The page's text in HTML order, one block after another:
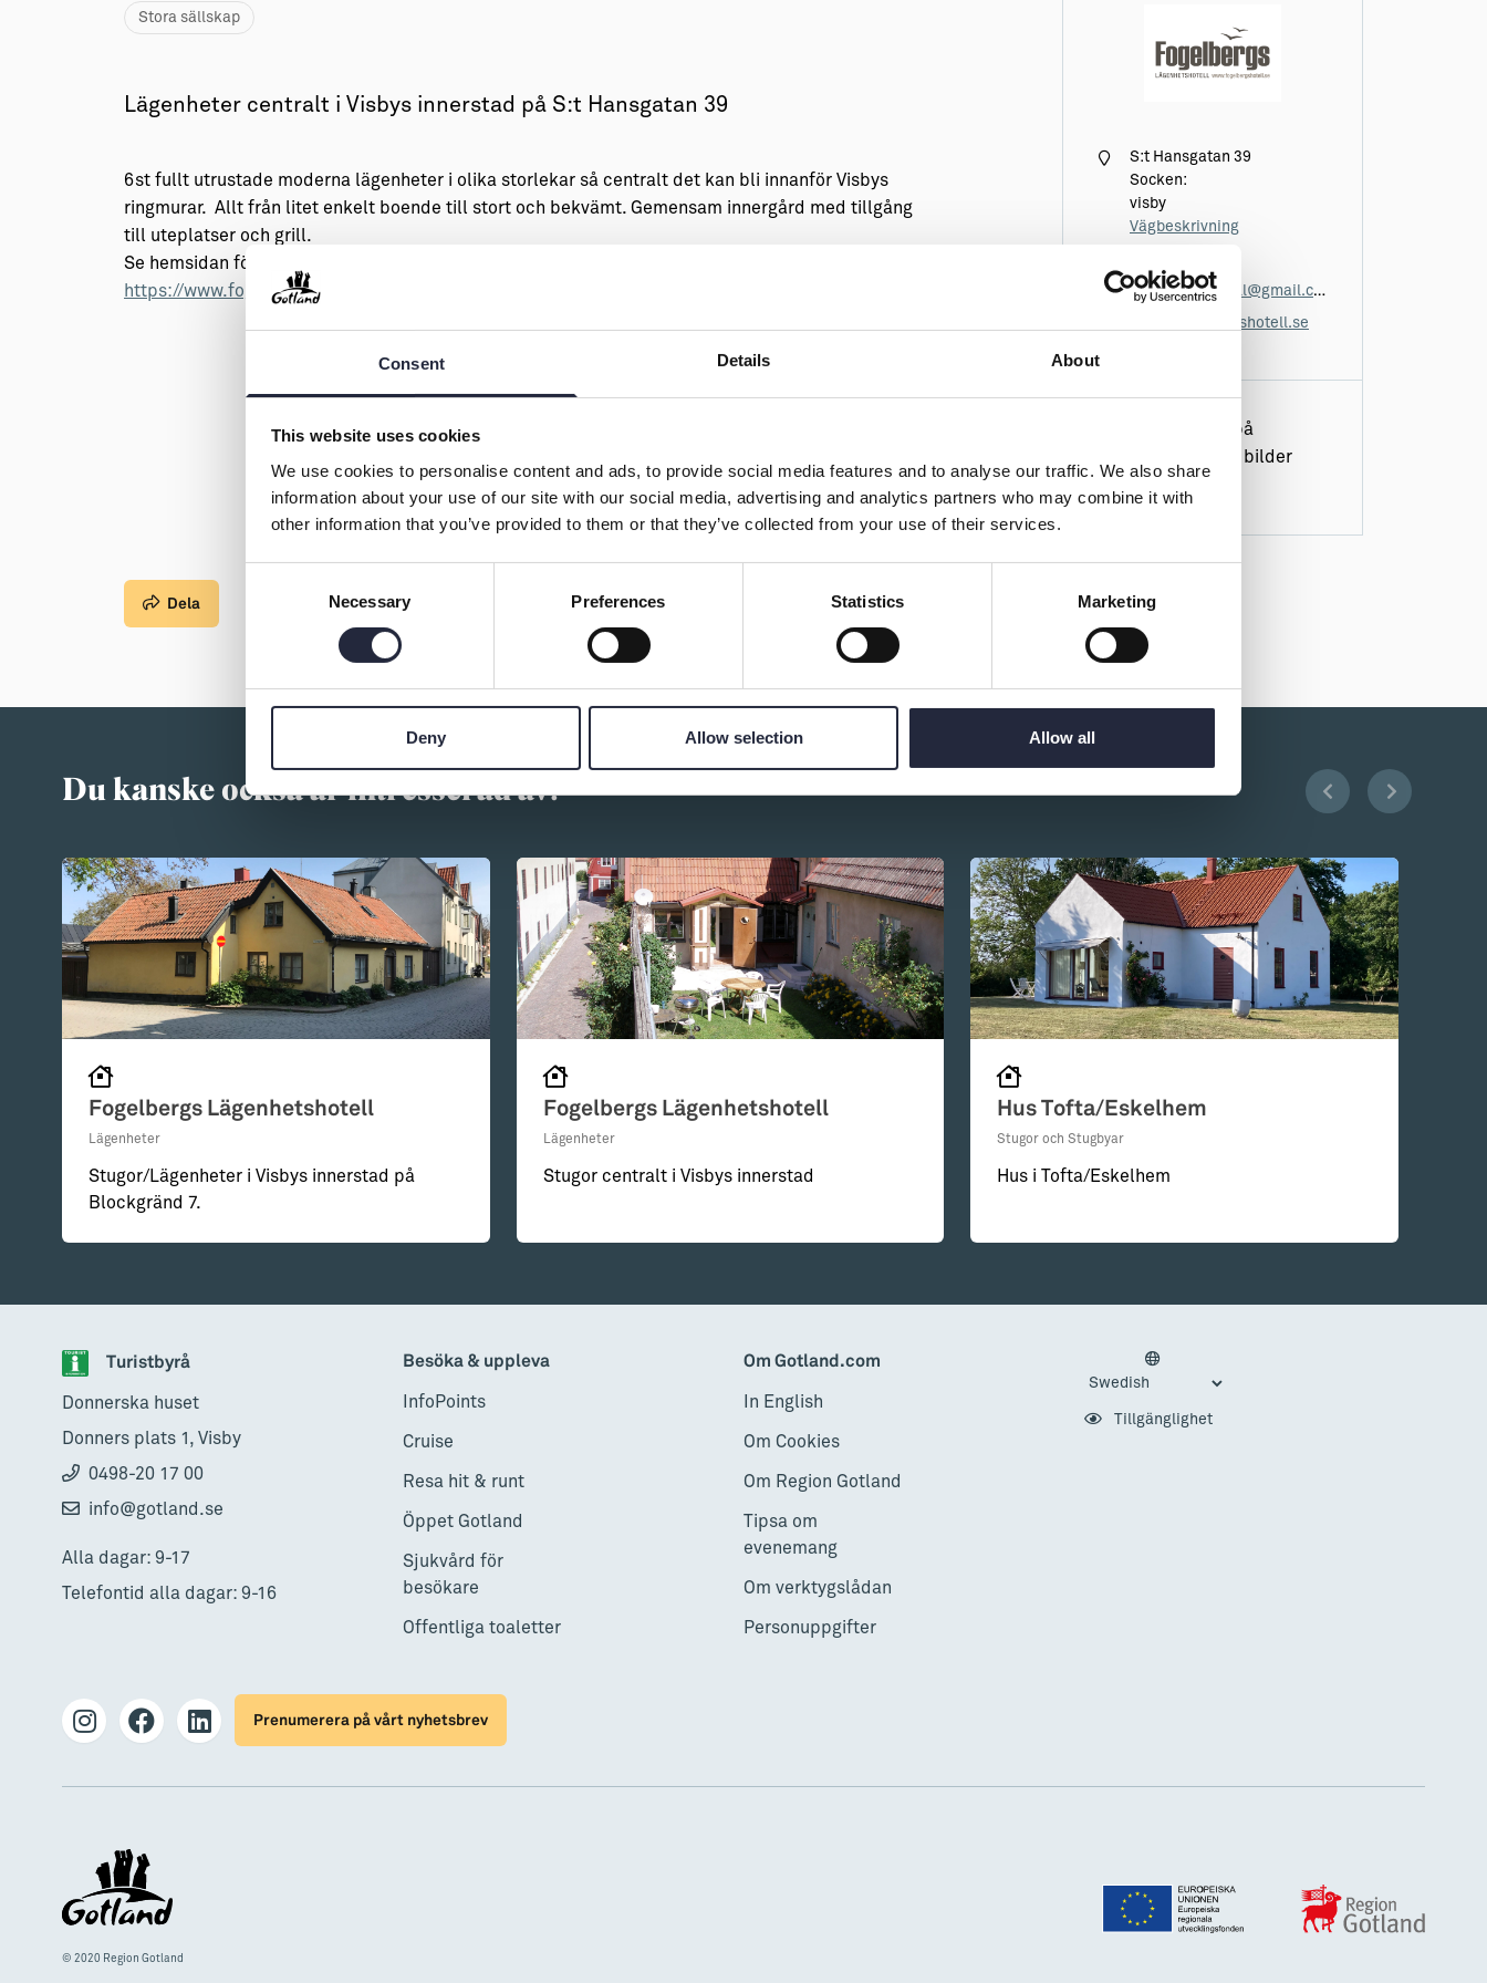
Consent Details About
This website uses cookies
We use cookies to personalise content and ads, to provide social media features and to analyse our traffic. We also share
information about your use of our site with our social media, advertising and analytics partners who may combine it with
other information that you’ve provided to them or that they’ve collected from your use of their services.
Necessary Preferences Statistics Marketing
Deny Allow selection Allow all
Stora sällskap
Lägenheter centralt i Visbys innerstad på S:t Hansgatan 39
6st fullt utrustade moderna lägenheter i olika storlekar så centralt det kan bli innanför Visbys
ringmurar. Allt från litet enkelt boende till stort och bekvämt. Gemensam innergård med tillgång
till uteplatser och grill.
Se hemsidan för att se alla olika alternativ, vad som fortfarande finns ledigt och hur det fungerar.
https://www.fogelbergshotell.se
S:t Hansgatan 39
Socken:
visby
Vägbeskrivning
fogelbergshotell@gmail.com
www.fogelbergshotell.se
Glöm inte att se på
hemsidan för fler bilder
Dela
Du kanske också är intresserad av:
Fogelbergs Lägenhetshotell
Lägenheter
Stugor/Lägenheter i Visbys innerstad på
Blockgränd 7.
Fogelbergs Lägenhetshotell
Lägenheter
Stugor centralt i Visbys innerstad
Hus Tofta/Eskelhem
Stugor och Stugbyar
Hus i Tofta/Eskelhem
Turistbyrå
Donnerska huset
Donners plats 1, Visby
0498-20 17 00
info@gotland.se
Alla dagar: 9-17
Telefontid alla dagar: 9-16
Besöka & uppleva
InfoPoints
Cruise
Resa hit & runt
Öppet Gotland
Sjukvård för
besökare
Offentliga toaletter
Om Gotland.com
In English
Om Cookies
Om Region Gotland
Tipsa om
evenemang
Om verktygslådan
Personuppgifter
Tillgänglighet
Prenumerera på vårt nyhetsbrev
© 2020 Region Gotland